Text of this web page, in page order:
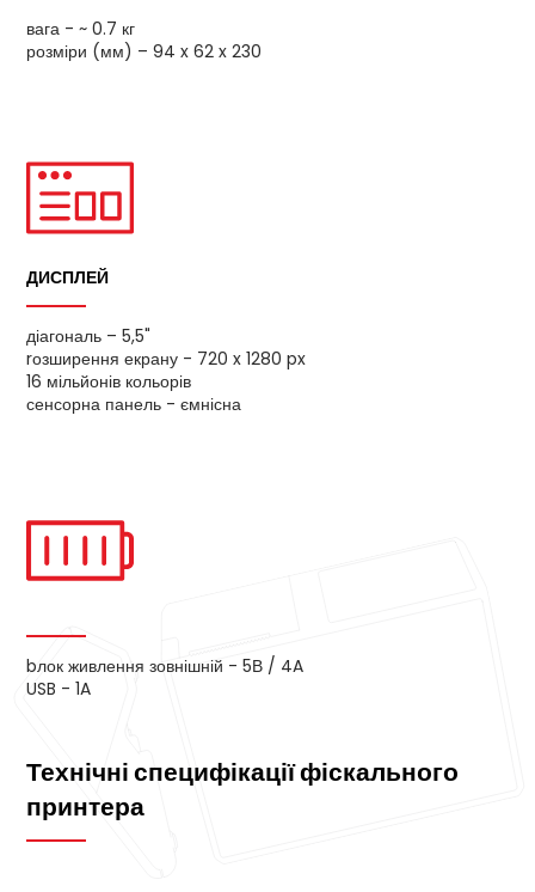
вага - ~ 0.7 кг
розміри (мм) – 94 x 62 x 230
ДИСПЛЕЙ
діагональ – 5,5"
rозширення екрану - 720 x 1280 px
16 мільйонів кольорів
сенсорна панель - ємнісна
bлок живлення зовнішній - 5В / 4A
USB - 1A
Технічні специфікації фіскального
принтера